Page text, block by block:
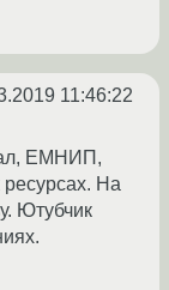
11:46:22
ЕМНИП,
На
Ютубчик